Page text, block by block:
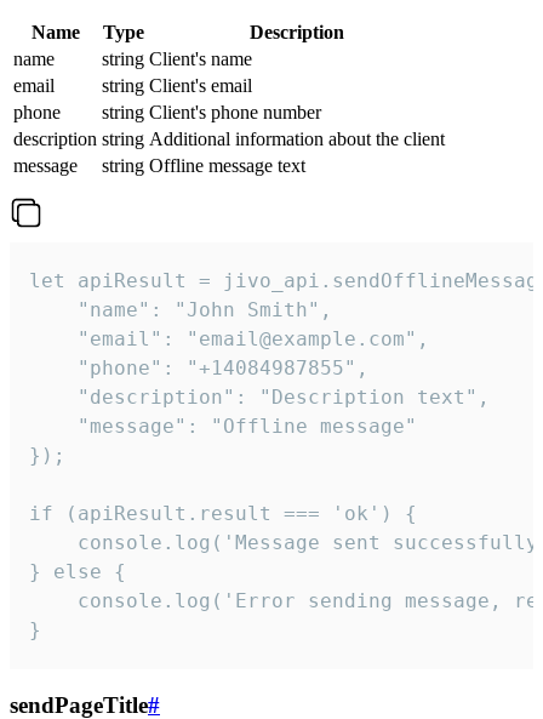
Name Type
Description
name
string Client's name
email
string Client's email
phone
string Client's phone number
description string Additional information about the client
message
string Offline message text
let apiResult =
    "name": "John Smith",
    "email": "email@example.com",
    "phone": "+14084987855",
    "description": "Description text",
    "message": "Offline message"
});
if (apiResult.result === 'ok') {
console.log('Message sent
} else {
console.log('Error sending message,
}
sendPageTitle#